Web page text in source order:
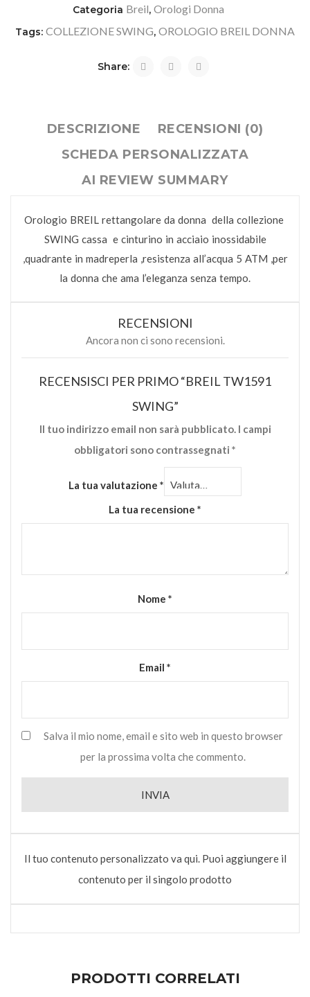
Categoria Breil, Orologi Donna
Tags: COLLEZIONE SWING, OROLOGIO BREIL DONNA
Share:
DESCRIZIONE
RECENSIONI (0)
SCHEDA PERSONALIZZATA
AI REVIEW SUMMARY
Orologio BREIL rettangolare da donna della collezione
SWING cassa e cinturino in acciaio inossidabile
,quadrante in madreperla ,resistenza all’acqua 5 ATM ,per
la donna che ama l’eleganza senza tempo.
RECENSIONI
Ancora non ci sono recensioni.
RECENSISCI PER PRIMO “BREIL TW1591
SWING”
Il tuo indirizzo email non sarà pubblicato. I campi
obbligatori sono contrassegnati *
La tua valutazione *
La tua recensione *
Nome *
Email *
Salva il mio nome, email e sito web in questo browser
per la prossima volta che commento.
Il tuo contenuto personalizzato va qui. Puoi aggiungere il
contenuto per il singolo prodotto
PRODOTTI CORRELATI